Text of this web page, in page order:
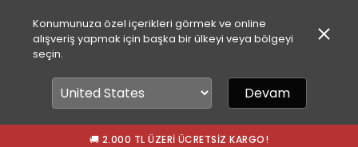
Konumunuza özel içerikleri görmek ve online
alışveriş yapmak için başka bir ülkeyi veya bölgeyi
seçin.
Devam
🚚 2.000 TL ÜZERI ÜCRETSIZ KARGO!